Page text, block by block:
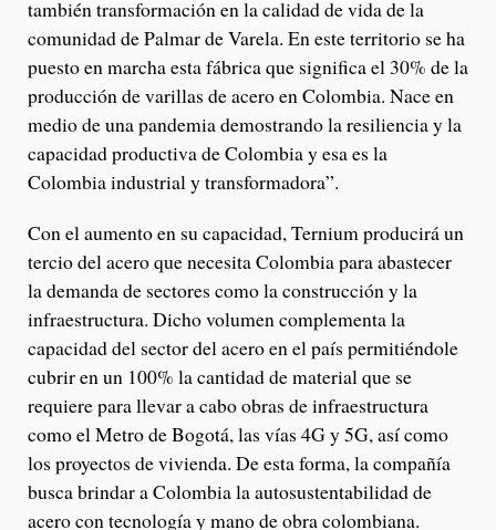
también transformación en la calidad de vida de la
comunidad de Palmar de Varela. En este territorio se ha
puesto en marcha esta fábrica que significa el 30% de la
producción de varillas de acero en Colombia. Nace en
medio de una pandemia demostrando la resiliencia y la
capacidad productiva de Colombia y esa es la
Colombia industrial y transformadora”.
Con el aumento en su capacidad, Ternium producirá un
tercio del acero que necesita Colombia para abastecer
la demanda de sectores como la construcción y la
infraestructura. Dicho volumen complementa la
capacidad del sector del acero en el país permitiéndole
cubrir en un 100% la cantidad de material que se
requiere para llevar a cabo obras de infraestructura
como el Metro de Bogotá, las vías 4G y 5G, así como
los proyectos de vivienda. De esta forma, la compañía
busca brindar a Colombia la autosustentabilidad de
acero con tecnología y mano de obra colombiana.